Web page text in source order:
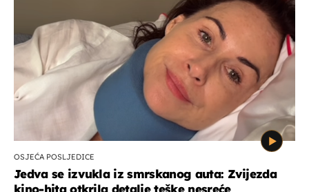
OSJEĆA POSLJEDICE
Jedva se izvukla iz smrskanog auta: Zvijezda
kino-hita otkrila detalje teške nesreće